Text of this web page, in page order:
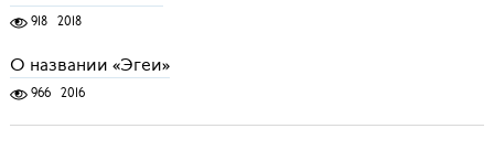
918 2018
О названии «Эгеи»
966 2016